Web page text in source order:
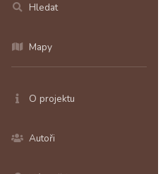
Hledat
Mapy
O projektu
Autoři